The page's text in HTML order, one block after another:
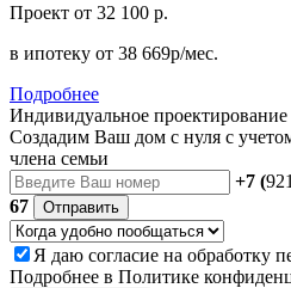
Проект от 32 100 р.
в ипотеку от 38 669р/мес.
Подробнее
Индивидуальное проектирование
Создадим Ваш дом с нуля с
члена семьи
+7 (
67
Отправить
Я даю согласие на обработку
Подробнее в Политике